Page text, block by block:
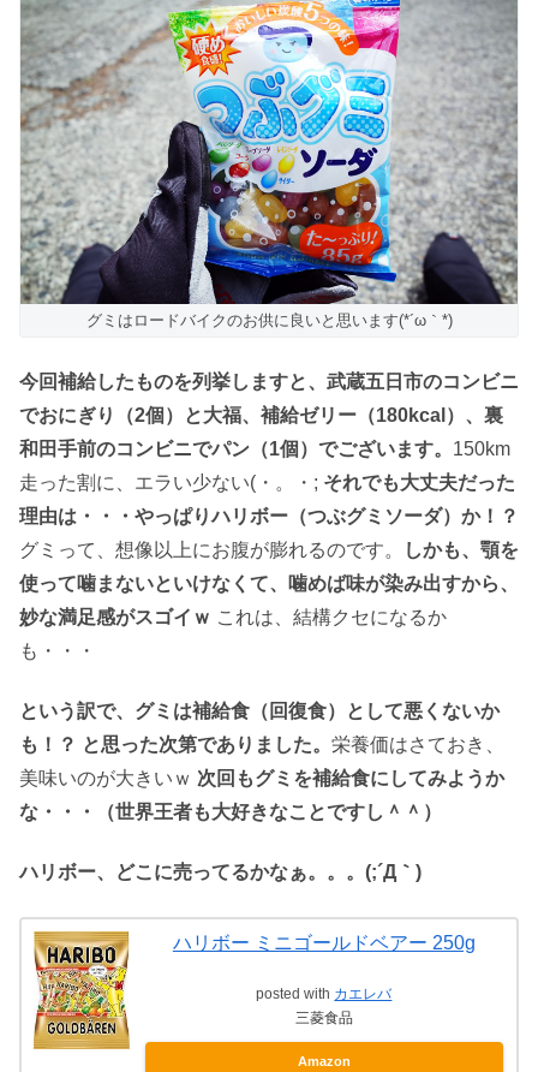
グミはロードバイクのお供に良いと思います(*´ω｀*)
今回補給したものを列挙しますと、武蔵五日市のコンビニ
でおにぎり（2個）と大福、補給ゼリー（180kcal）、裏
和田手前のコンビニでパン（1個）でございます。 150km
走った割に、エラい少ない(・。・; それでも大丈夫だった
理由は・・・やっぱりハリボー（つぶグミソーダ）か！？
グミって、想像以上にお腹が膨れるのです。
しかも、顎を
使って噛まないといけなくて、噛めば味が染み出すから、
妙な満足感がスゴイｗ これは、結構クセになるか
も・・・
という訳で、グミは補給食（回復食）として悪くないか
も！？ と思った次第でありました。 栄養価はさておき、
美味いのが大きいｗ 次回もグミを補給食にしてみようか
な・・・（世界王者も大好きなことですし＾＾）
ハリボー、どこに売ってるかなぁ。。。(;´Д｀)
ハリボー ミニゴールドベアー 250g
posted with カエレバ
三菱食品
Amazon